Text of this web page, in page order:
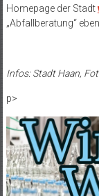
Homepage der Stadt
„Abfallberatung“
Infos: Stadt Haan,
p>